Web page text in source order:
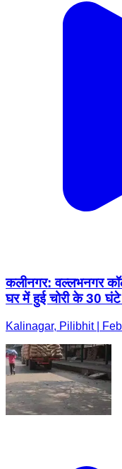
कलीनगर: वल्लभनगर
घर में हुई चोरी के 30
Kalinagar, Pilibhit |